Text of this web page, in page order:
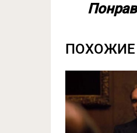
ПОХОЖИЕ